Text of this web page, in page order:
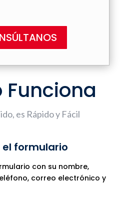
Funciona
es Rápido y Fácil
el formulario
con su nombre,
correo electrónico y